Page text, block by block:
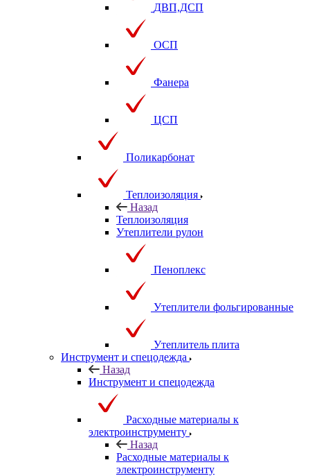
ДВП,ДСП
ОСП
Фанера
ЦСП
Поликарбонат
Теплоизоляция
Назад
Теплоизоляция
Утеплители рулон
Пеноплекс
Утеплители фольгированные
Утеплитель плита
Инструмент и спецодежда
Назад
Инструмент и спецодежда
Расходные материалы к
электроинструменту
Назад
Расходные материалы к
электроинструменту